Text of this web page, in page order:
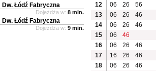
12
06 26
56
13
06 26
46
14
06 26
46
15
06
46
16
06 26
46
17
16 26
46
18
06 26 46
Dw. Łódź Fabryczna
Dojeżdża w: 8 min.
Dw. Łódź Fabryczna
Dojeżdża w: 9 min.